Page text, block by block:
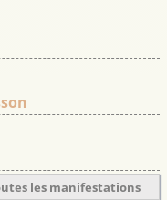
les manifestations